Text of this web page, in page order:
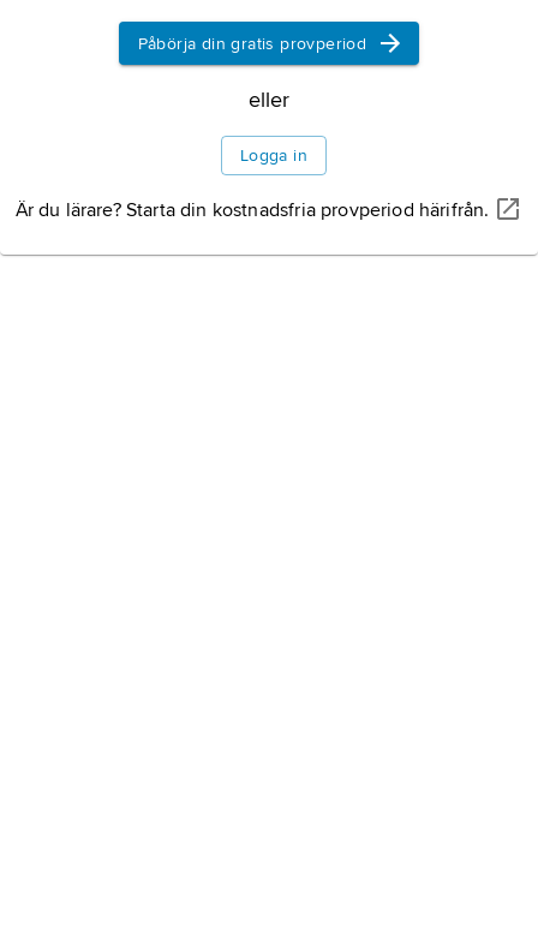
Påbörja din gratis provperiod
eller
Logga in
Är du lärare? Starta din kostnadsfria provperiod härifrån.